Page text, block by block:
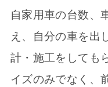
自家用車の台数、
え、自分の車を出
計・施工をしても
イズのみでなく、